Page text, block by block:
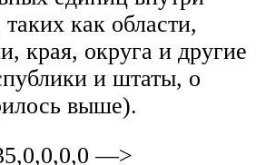
как области,
края, округа и другие
и штаты, о
выше).
—>